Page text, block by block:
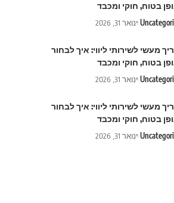
בטוח, חוקי ומכבד
ינואר 31, 2026
מעשי לשירותי ליווי: איך לבחור
בטוח, חוקי ומכבד
ינואר 31, 2026
מעשי לשירותי ליווי: איך לבחור
בטוח, חוקי ומכבד
ינואר 31, 2026